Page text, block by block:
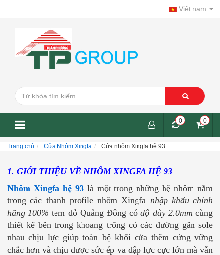
Viêt nam
0
0
Trang chủ Cửa Nhôm Xingfa Cửa nhôm Xingfa hệ 93
1. GIỚI THIỆU VỀ NHÔM XINGFA HỆ 93
Nhôm Xingfa hệ 93là một trong những hệ nhôm nằm
trong các thanh profile nhôm Xingfa nhập khẩu chính
hãng 100% tem đỏ Quảng Đông cóđộ dày 2.0mm cùng
thiết kế bên trong khoang trống có các đường gân sole
nhau chịu lực giúp toàn bộ khối cửa thêm cứng vững
chắc hơn và chịu được sức ép va đập lực cực lớn mà vẫn